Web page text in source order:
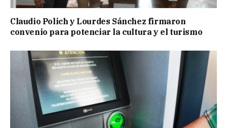
Claudio Polich y Lourdes Sánchez firmaron
convenio para potenciar la cultura y el turismo